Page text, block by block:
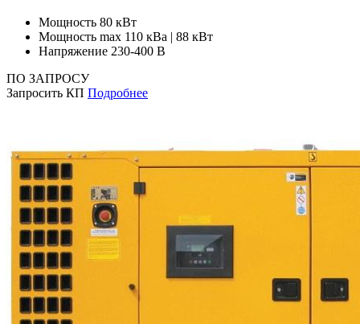
Мощность 80 кВт
Мощность max 110 кВа | 88 кВт
Напряжение 230-400 В
ПО ЗАПРОСУ
Запросить КП Подробнее